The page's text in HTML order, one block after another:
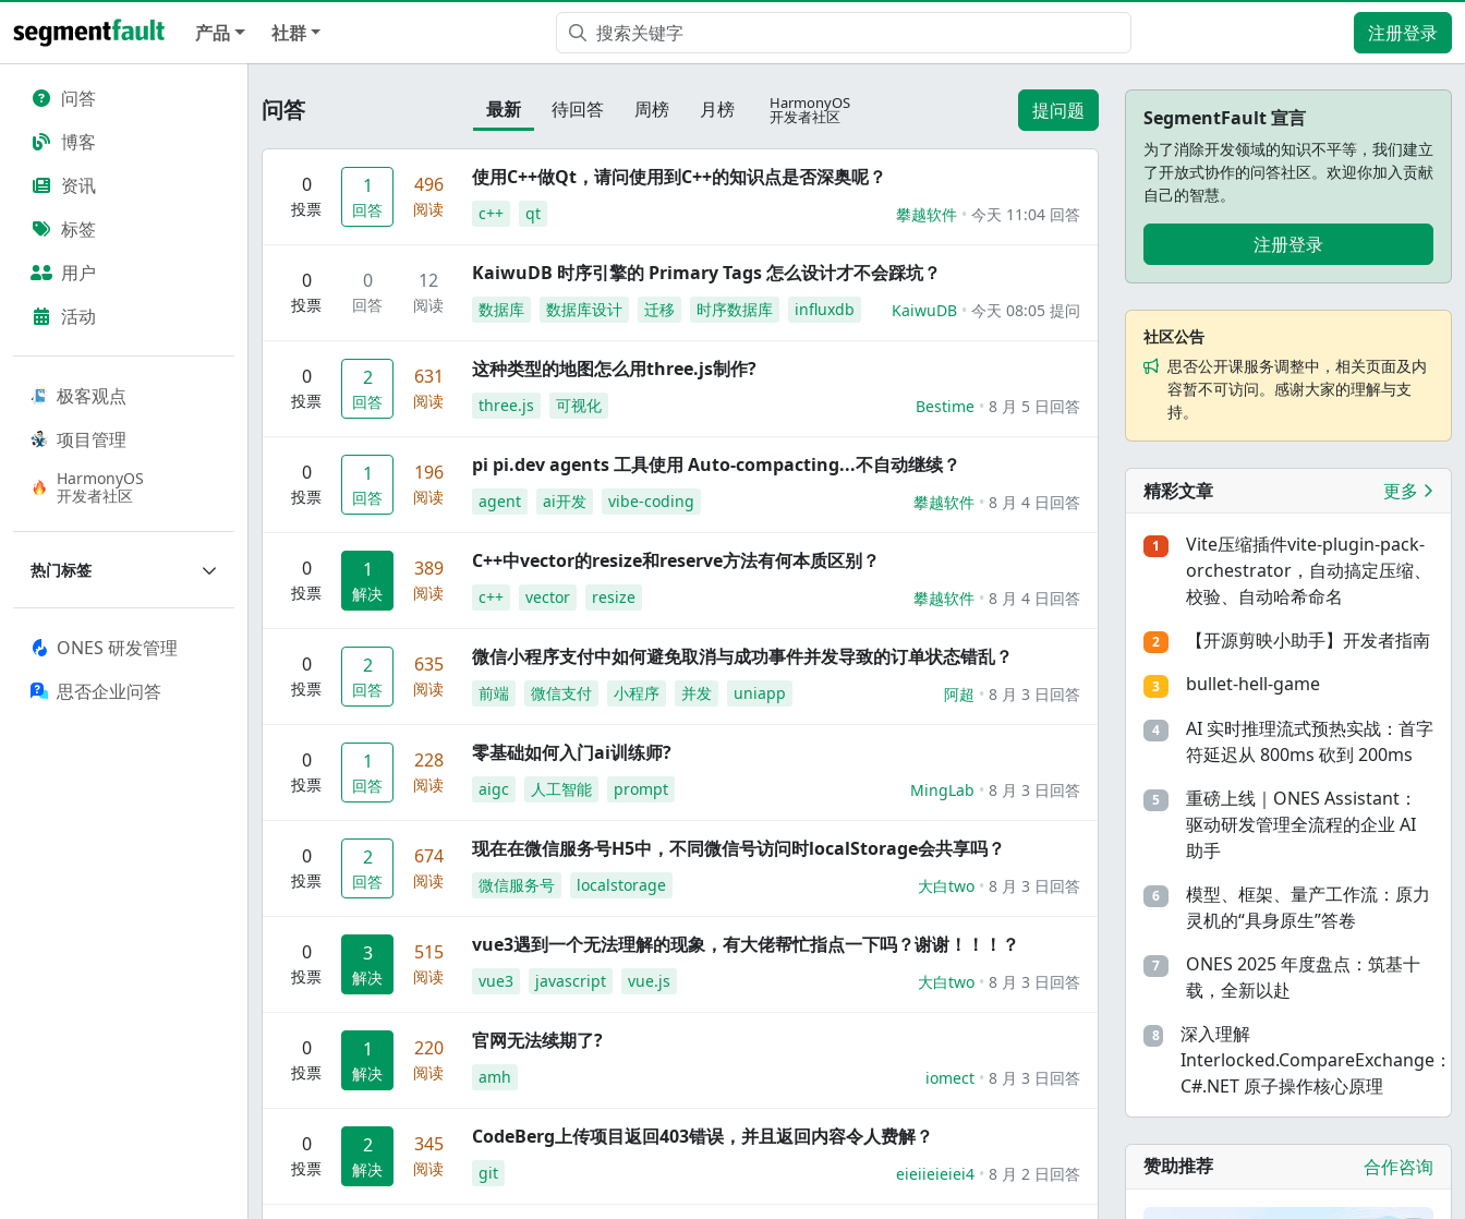
产品 社群 注册登录
问答
博客
资讯
标签
用户
活动
极客观点
项目管理
HarmonyOS
开发者社区
热门标签
ONES 研发管理
思否企业问答
问答 最新 待回答 周榜 月榜 HarmonyOS
开发者社区 提问题
0
投票
1
回答
496
阅读
使用C++做Qt，请问使用到C++的知识点是否深奥呢？
c++ qt 攀越软件 今天 11:04 回答
0
投票
0
回答
12
阅读
KaiwuDB 时序引擎的 Primary Tags 怎么设计才不会踩坑？
数据库 数据库设计 迁移 时序数据库 influxdb KaiwuDB 今天 08:05 提问
0
投票
2
回答
631
阅读
这种类型的地图怎么用three.js制作?
three.js 可视化 Bestime 8 月 5 日回答
0
投票
1
回答
196
阅读
pi pi.dev agents 工具使用 Auto-compacting...不自动继续？
agent ai开发 vibe-coding 攀越软件 8 月 4 日回答
0
投票
1
解决
389
阅读
C++中vector的resize和reserve方法有何本质区别？
c++ vector resize 攀越软件 8 月 4 日回答
0
投票
2
回答
635
阅读
微信小程序支付中如何避免取消与成功事件并发导致的订单状态错乱？
前端 微信支付 小程序 并发 uniapp 阿超 8 月 3 日回答
0
投票
1
回答
228
阅读
零基础如何入门ai训练师?
aigc 人工智能 prompt MingLab 8 月 3 日回答
0
投票
2
回答
674
阅读
现在在微信服务号H5中，不同微信号访问时localStorage会共享吗？
微信服务号 localstorage 大白two 8 月 3 日回答
0
投票
3
解决
515
阅读
vue3遇到一个无法理解的现象，有大佬帮忙指点一下吗？谢谢！！！？
vue3 javascript vue.js 大白two 8 月 3 日回答
0
投票
1
解决
220
阅读
官网无法续期了?
amh iomect 8 月 3 日回答
0
投票
2
解决
345
阅读
CodeBerg上传项目返回403错误，并且返回内容令人费解？
git eieiieieiei4 8 月 2 日回答
SegmentFault 宣言
为了消除开发领域的知识不平等，我们建立
了开放式协作的问答社区。欢迎你加入贡献
自己的智慧。
注册登录
社区公告
思否公开课服务调整中，相关页面及内
容暂不可访问。感谢大家的理解与支
持。
精彩文章 更多
1
Vite压缩插件vite-plugin-pack-
orchestrator，自动搞定压缩、
校验、自动哈希命名
2 【开源剪映小助手】开发者指南
3 bullet-hell-game
4
AI 实时推理流式预热实战：首字
符延迟从 800ms 砍到 200ms
5
重磅上线｜ONES Assistant：
驱动研发管理全流程的企业 AI
助手
6
模型、框架、量产工作流：原力
灵机的“具身原生”答卷
7
ONES 2025 年度盘点：筑基十
载，全新以赴
8
深入理解
Interlocked.CompareExchange：
C#.NET 原子操作核心原理
赞助推荐 合作咨询